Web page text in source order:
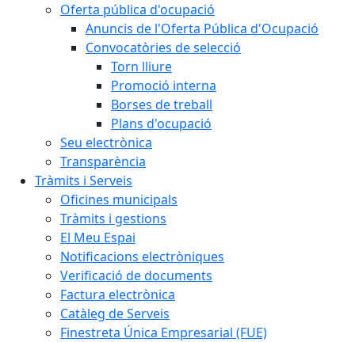
Oferta pública d'ocupació
Anuncis de l'Oferta Pública d'Ocupació
Convocatòries de selecció
Torn lliure
Promoció interna
Borses de treball
Plans d'ocupació
Seu electrònica
Transparència
Tràmits i Serveis
Oficines municipals
Tràmits i gestions
El Meu Espai
Notificacions electròniques
Verificació de documents
Factura electrònica
Catàleg de Serveis
Finestreta Única Empresarial (FUE)